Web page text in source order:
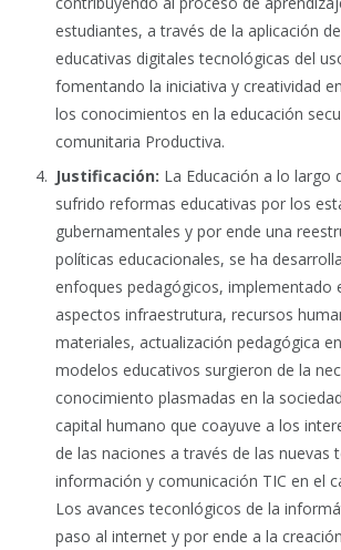
estudiantes, a través de la aplicación
educativas digitales tecnológicas del
fomentando la iniciativa y creatividad
los conocimientos en la educación
comunitaria Productiva.
Justificación: La Educación a lo largo
sufrido reformas educativas por los
gubernamentales y por ende una
políticas educacionales, se ha
enfoques pedagógicos, implementado
aspectos infraestrutura, recursos
materiales, actualización pedagógica
modelos educativos surgieron de la
conocimiento plasmadas en la
capital humano que coayuve a los
de las naciones a través de las nuevas
información y comunicación TIC en el
Los avances teconlógicos de la
paso al internet y por ende a la